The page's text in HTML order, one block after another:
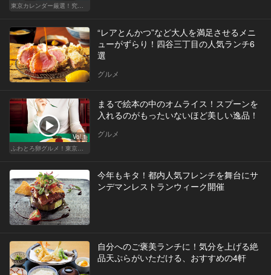
東京カレンダー厳選！究極のランチ特集
“レアとんかつ”など大人を満足させるメニ
ューがずらり！四谷三丁目の人気ランチ6
選
グルメ
Vol.1
ふわとろ卵グルメ！東京で外せない人気店
まるで絵本の中のオムライス！スプーンを
入れるのがもったいないほど美しい逸品！
グルメ
今年もキタ！都内人気フレンチを舞台にサ
ンデマンレストランウィーク開催
自分へのご褒美ランチに！気分を上げる絶
品天ぷらがいただける、おすすめの4軒